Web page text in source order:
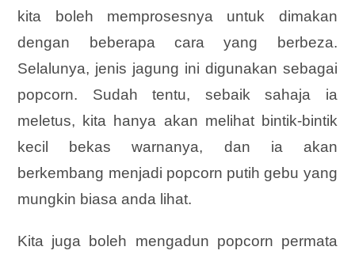
kita boleh memprosesnya untuk dimakan
dengan beberapa cara yang berbeza.
Selalunya, jenis jagung ini digunakan sebagai
popcorn. Sudah tentu, sebaik sahaja ia
meletus, kita hanya akan melihat bintik-bintik
kecil bekas warnanya, dan ia akan
berkembang menjadi popcorn putih gebu yang
mungkin biasa anda lihat.
Kita juga boleh mengadun popcorn permata